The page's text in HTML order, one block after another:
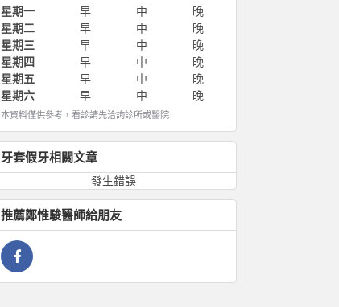
星期一 早 中
晚
星期二
早 中
晚
星期三
早 中
晚
星期四
早 中
晚
星期五
早 中
晚
星期六
早 中 晚
本資料僅供參考，看診請先洽詢診所或醫院
牙套假牙相關文章
發生錯誤
推薦鄭惟駿醫師給朋友